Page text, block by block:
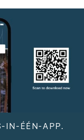
IN-ÉÉN-APP.